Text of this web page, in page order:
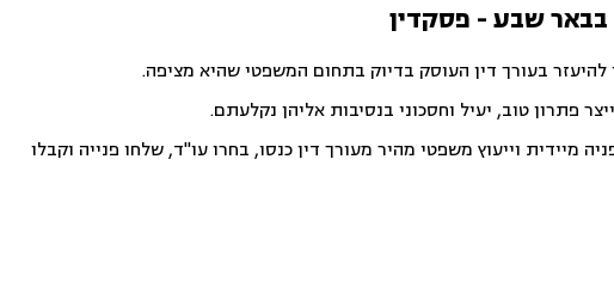
בבאר שבע - פסקדין
בעורך דין העוסק בדיוק בתחום המשפטי שהיא מציפה.
פתרון טוב, יעיל וחסכוני בנסיבות אליהן נקלעתם.
מיידית וייעוץ משפטי מהיר מעורך דין כנסו, בחרו עו"ד, שלחו פנייה וקבלו